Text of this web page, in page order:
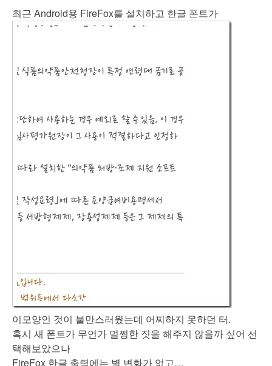
최근 Android용 FireFox를 설치하고 한글 폰트가
이모양인 것이 불만스러웠는데 어찌하지 못하던 터.
혹시 새 폰트가 무언가 멀쩡한 짓을 해주지 않을까 싶어 선
택해보았으나
FireFox 한글 출력에는 별 변화가 없고…